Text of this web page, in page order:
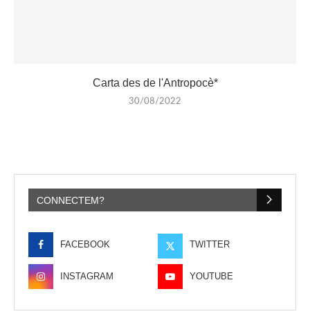
Carta des de l'Antropocè*
30/08/2022
CONNECTEM?
FACEBOOK TWITTER
INSTAGRAM YOUTUBE